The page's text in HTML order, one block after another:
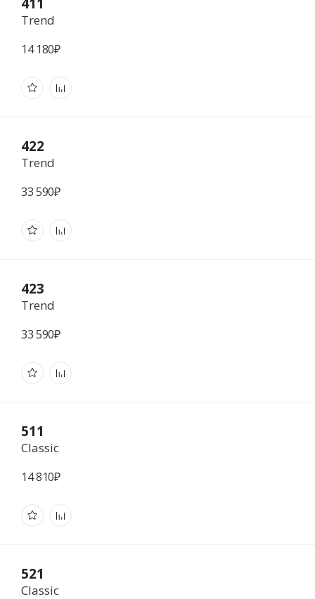
Trend
14 180₽
422
Trend
33 590₽
423
Trend
33 590₽
511
Classic
14 810₽
521
Classic